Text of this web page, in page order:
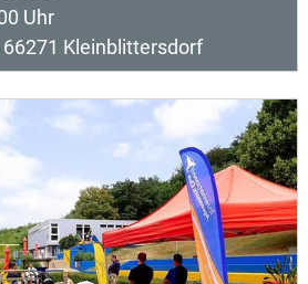
Uhr
Kleinblittersdorf